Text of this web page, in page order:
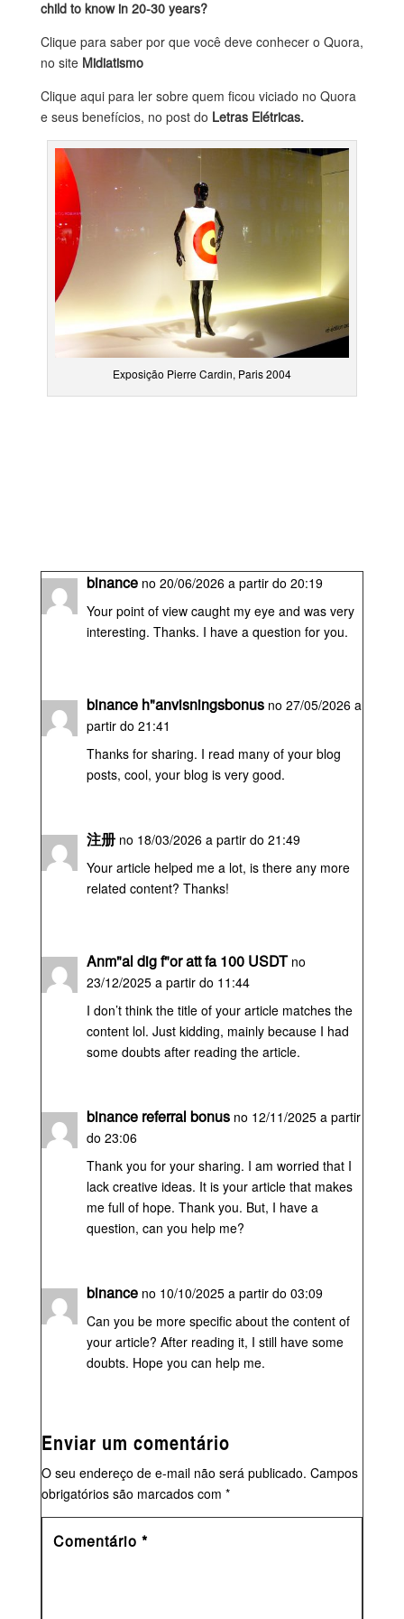
child to know in 20-30 years?
Clique para saber por que você deve conhecer o Quora,
no site Midiatismo
Clique aqui para ler sobre quem ficou viciado no Quora
e seus benefícios, no post do Letras Elétricas.
Exposição Pierre Cardin, Paris 2004
binance no 20/06/2026 a partir do 20:19
Your point of view caught my eye and was very
interesting. Thanks. I have a question for you.
binance h"anvisningsbonus no 27/05/2026 a
partir do 21:41
Thanks for sharing. I read many of your blog
posts, cool, your blog is very good.
注册 no 18/03/2026 a partir do 21:49
Your article helped me a lot, is there any more
related content? Thanks!
Anm"al dig f"or att fa 100 USDT no
23/12/2025 a partir do 11:44
I don’t think the title of your article matches the
content lol. Just kidding, mainly because I had
some doubts after reading the article.
binance referral bonus no 12/11/2025 a partir
do 23:06
Thank you for your sharing. I am worried that I
lack creative ideas. It is your article that makes
me full of hope. Thank you. But, I have a
question, can you help me?
binance no 10/10/2025 a partir do 03:09
Can you be more specific about the content of
your article? After reading it, I still have some
doubts. Hope you can help me.
Enviar um comentário
O seu endereço de e-mail não será publicado. Campos
obrigatórios são marcados com *